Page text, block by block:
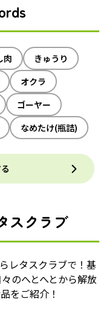
肉
きゅうり
オクラ
ゴーヤー
なめたけ(瓶詰)
スクラブ
レタスクラブで！基
のへとへとから解放
をご紹介！